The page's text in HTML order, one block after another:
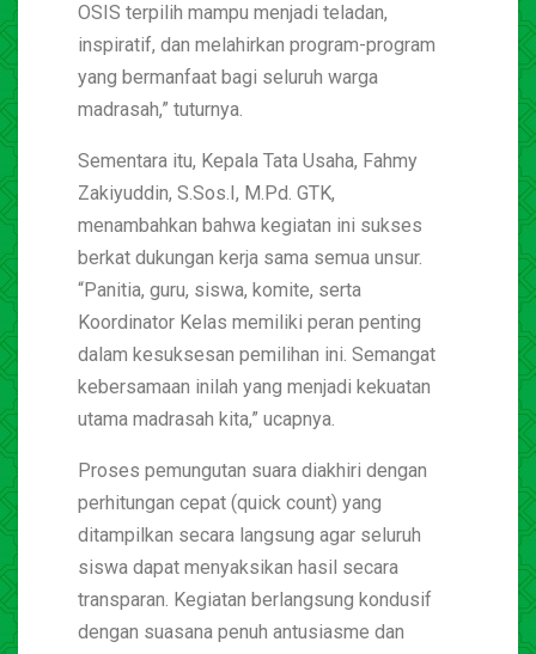
OSIS terpilih mampu menjadi teladan,
inspiratif, dan melahirkan program-program
yang bermanfaat bagi seluruh warga
madrasah,” tuturnya.
Sementara itu, Kepala Tata Usaha, Fahmy
Zakiyuddin, S.Sos.I, M.Pd. GTK,
menambahkan bahwa kegiatan ini sukses
berkat dukungan kerja sama semua unsur.
“Panitia, guru, siswa, komite, serta
Koordinator Kelas memiliki peran penting
dalam kesuksesan pemilihan ini. Semangat
kebersamaan inilah yang menjadi kekuatan
utama madrasah kita,” ucapnya.
Proses pemungutan suara diakhiri dengan
perhitungan cepat (quick count) yang
ditampilkan secara langsung agar seluruh
siswa dapat menyaksikan hasil secara
transparan. Kegiatan berlangsung kondusif
dengan suasana penuh antusiasme dan